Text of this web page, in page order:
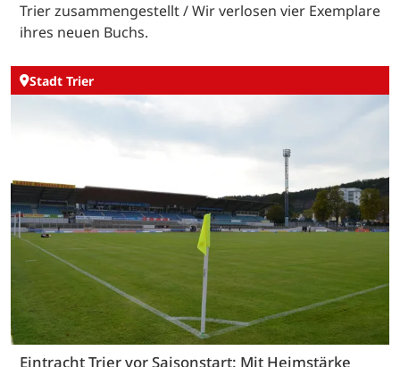
Trier zusammengestellt / Wir verlosen vier Exemplare
ihres neuen Buchs.
Stadt Trier
Eintracht Trier vor Saisonstart: Mit Heimstärke